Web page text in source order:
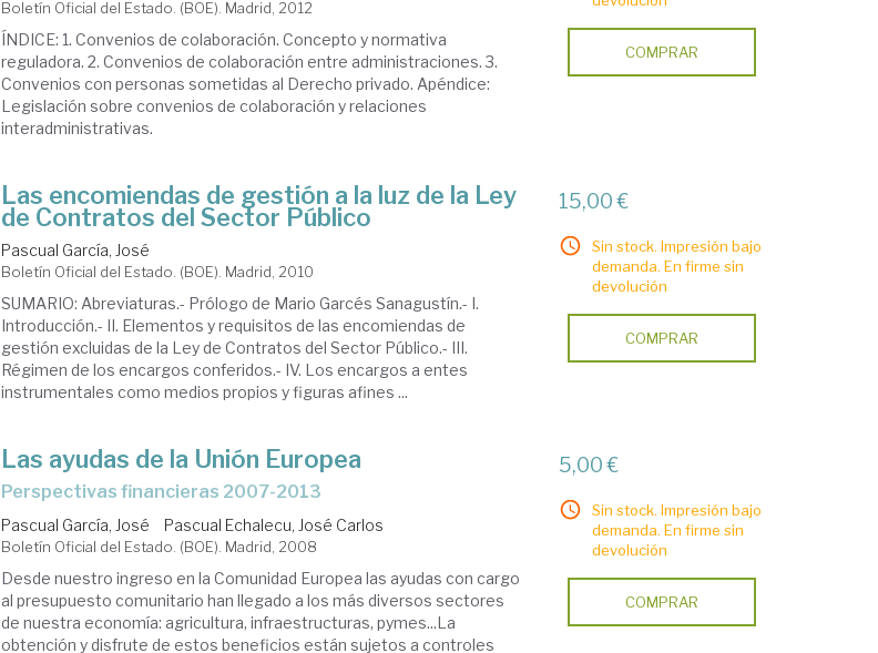
Boletín Oficial del Estado. (BOE). Madrid, 2012
ÍNDICE: 1. Convenios de colaboración. Concepto y normativa
reguladora. 2. Convenios de colaboración entre administraciones. 3.
Convenios con personas sometidas al Derecho privado. Apéndice:
Legislación sobre convenios de colaboración y relaciones
interadministrativas.
COMPRAR
Las encomiendas de gestión a la luz de la Ley
de Contratos del Sector Público
Pascual García, José
Boletín Oficial del Estado. (BOE). Madrid, 2010
SUMARIO: Abreviaturas.- Prólogo de Mario Garcés Sanagustín.- I.
Introducción.- II. Elementos y requisitos de las encomiendas de
gestión excluidas de la Ley de Contratos del Sector Público.- III.
Régimen de los encargos conferidos.- IV. Los encargos a entes
instrumentales como medios propios y figuras afines ...
15,00 €
Sin stock. Impresión bajo
demanda. En firme sin
devolución
COMPRAR
Las ayudas de la Unión Europea
perspectivas financieras 2007-2013
Pascual García, José Pascual Echalecu, José Carlos
Boletín Oficial del Estado. (BOE). Madrid, 2008
Desde nuestro ingreso en la Comunidad Europea las ayudas con cargo
al presupuesto comunitario han llegado a los más diversos sectores
de nuestra economía: agricultura, infraestructuras, pymes...La
obtención y disfrute de estos beneficios están sujetos a controles
5,00 €
Sin stock. Impresión bajo
demanda. En firme sin
devolución
COMPRAR